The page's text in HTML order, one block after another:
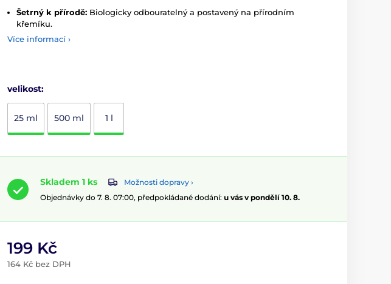
Šetrný k přírodě: Biologicky odbouratelný a postavený na přírodním
křemíku.
Více informací ›
velikost:
25 ml 500 ml 1 l
Skladem 1 ks
Možnosti dopravy ›
Objednávky do 7. 8. 07:00, předpokládané dodání: u vás v pondělí 10. 8.
199 Kč
164 Kč bez DPH